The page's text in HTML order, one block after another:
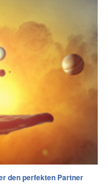
den perfekten Partner